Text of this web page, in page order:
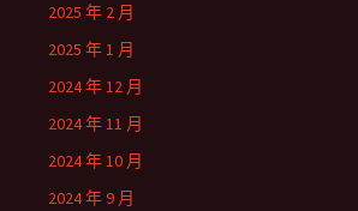
2025 年 2 月
2025 年 1 月
2024 年 12 月
2024 年 11 月
2024 年 10 月
2024 年 9 月